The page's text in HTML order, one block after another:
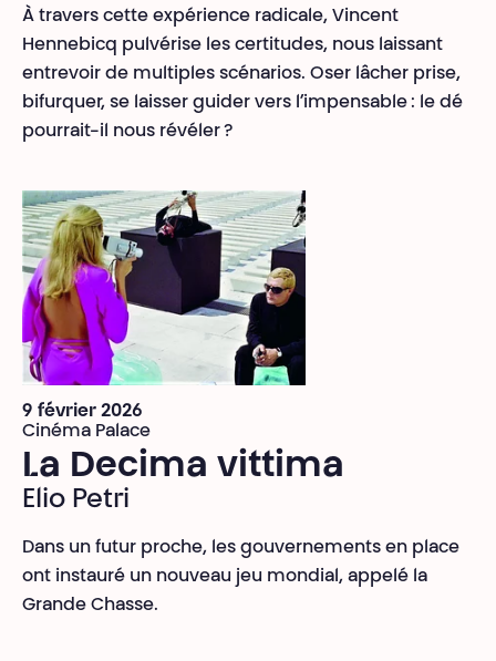
À travers cette expérience radicale, Vincent
Hennebicq pulvérise les certitudes, nous laissant
entrevoir de multiples scénarios. Oser lâcher prise,
bifurquer, se laisser guider vers l’impensable : le dé
pourrait-il nous révéler ?
9 février 2026
Cinéma Palace
La Decima vittima
Elio Petri
Dans un futur proche, les gouvernements en place
ont instauré un nouveau jeu mondial, appelé la
Grande Chasse.